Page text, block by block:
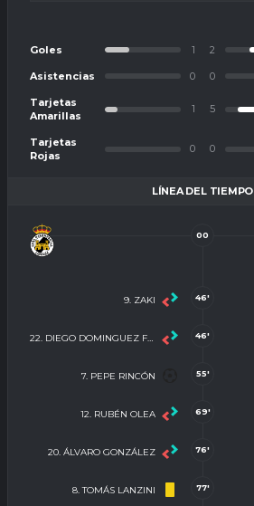
Goles 1
Asistencias 0
Tarjetas
Amarillas
1
Tarjetas
Rojas
0
2
0
5
0
LÍNEA DEL TIEMPO
00
9. ZAKI 46'
22. DIEGO DOMINGUEZ FERNANDEZ 46'
7. PEPE RINCÓN 55'
12. RUBÉN OLEA 69'
20. ÁLVARO GONZÁLEZ 76'
8. TOMÁS LANZINI 77'